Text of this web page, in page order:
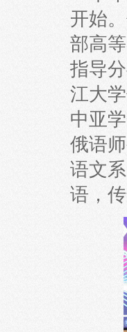
开始
部高
指导
江大
中亚
俄语
语文
语，